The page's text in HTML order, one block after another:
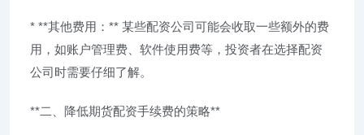
* **其他费用：** 某些配资公司可能会收取一些额外的费
用，如账户管理费、软件使用费等，投资者在选择配资
公司时需要仔细了解。
**二、降低期货配资手续费的策略**